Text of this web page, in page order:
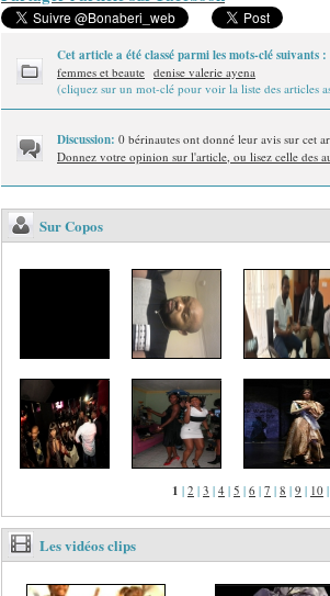
Cet article a été classé parmi les mots-clé suivants :
femmes et beaute denise valerie ayena
(cliquez sur un mot-clé pour voir la liste des articles
Discussion: 0 bérinautes ont donné leur avis sur cet
Donnez votre opinion sur l'article, ou lisez celle des
Sur Copos
1 | 2 | 3 | 4 | 5 | 6 | 7 | 8 | 9 | 10
Les vidéos clips